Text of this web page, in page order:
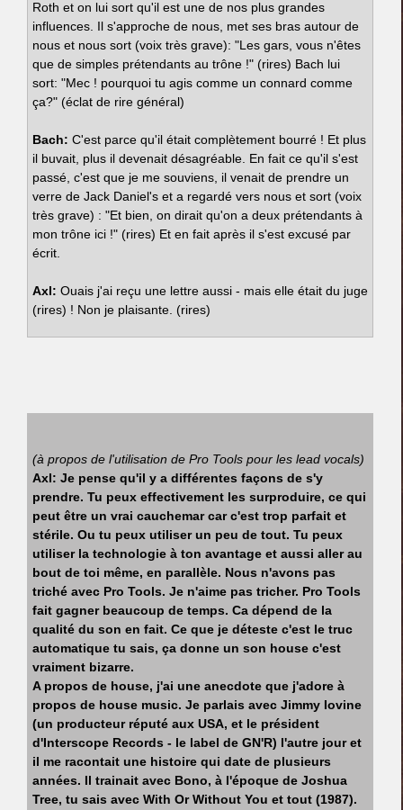
Roth et on lui sort qu'il est une de nos plus grandes
influences. Il s'approche de nous, met ses bras autour de
nous et nous sort (voix très grave): "Les gars, vous n'êtes
que de simples prétendants au trône !" (rires) Bach lui
sort: "Mec ! pourquoi tu agis comme un connard comme
ça?" (éclat de rire général)
Bach: C'est parce qu'il était complètement bourré ! Et plus
il buvait, plus il devenait désagréable. En fait ce qu'il s'est
passé, c'est que je me souviens, il venait de prendre un
verre de Jack Daniel's et a regardé vers nous et sort (voix
très grave) : "Et bien, on dirait qu'on a deux prétendants à
mon trône ici !" (rires) Et en fait après il s'est excusé par
écrit.
Axl: Ouais j'ai reçu une lettre aussi - mais elle était du juge
(rires) ! Non je plaisante. (rires)
(à propos de l'utilisation de Pro Tools pour les lead vocals)
Axl: Je pense qu'il y a différentes façons de s'y
prendre. Tu peux effectivement les surproduire, ce qui
peut être un vrai cauchemar car c'est trop parfait et
stérile. Ou tu peux utiliser un peu de tout. Tu peux
utiliser la technologie à ton avantage et aussi aller au
bout de toi même, en parallèle. Nous n'avons pas
triché avec Pro Tools. Je n'aime pas tricher. Pro Tools
fait gagner beaucoup de temps. Ca dépend de la
qualité du son en fait. Ce que je déteste c'est le truc
automatique tu sais, ça donne un son house c'est
vraiment bizarre.
A propos de house, j'ai une anecdote que j'adore à
propos de house music. Je parlais avec Jimmy Iovine
(un producteur réputé aux USA, et le président
d'Interscope Records - le label de GN'R) l'autre jour et
il me racontait une histoire qui date de plusieurs
années. Il trainait avec Bono, à l'époque de Joshua
Tree, tu sais avec With Or Without You et tout (1987).